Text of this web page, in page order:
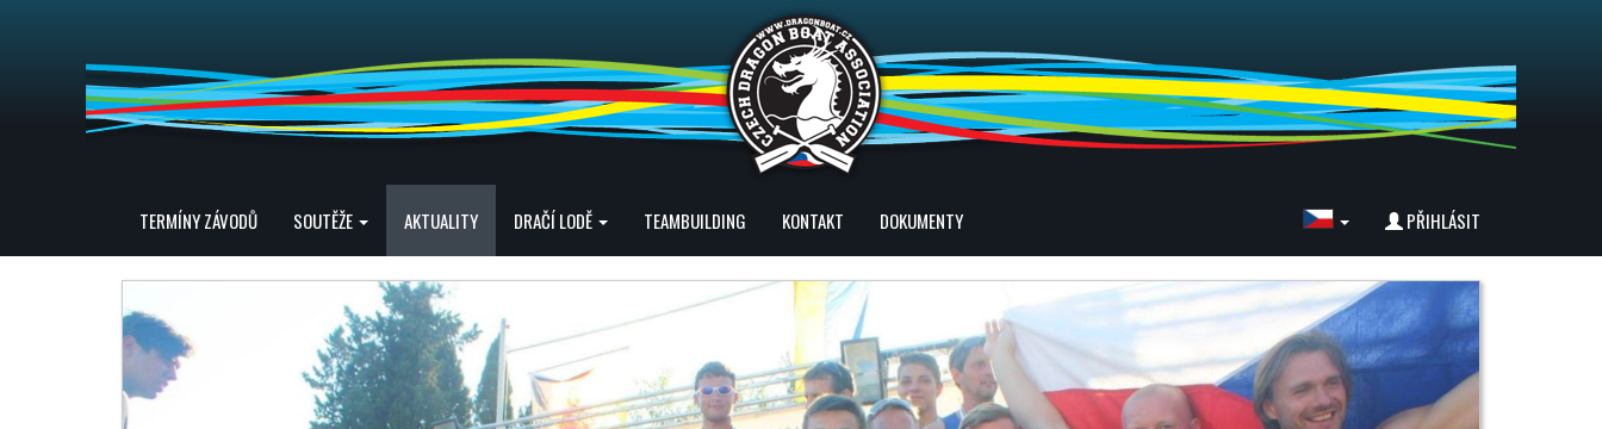
TERMÍNY ZÁVODŮ SOUTĚŽE AKTUALITY DRAČÍ LODĚ TEAMBUILDING KONTAKT DOKUMENTY PŘIHLÁSIT